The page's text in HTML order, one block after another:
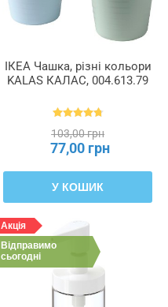
ІКЕА Чашка, різні кольори
KALAS КАЛАС, 004.613.79
103,00 грн
77,00 грн
У КОШИК
Акція
Відправимо
сьогодні